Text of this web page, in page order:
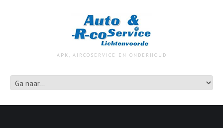
APK, AIRCOSERVICE EN ONDERHOUD